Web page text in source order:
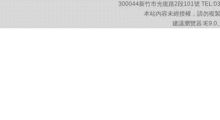
300044新竹市光復路2段101號
本站內容未經授權，請勿複
建議瀏覽器:IE9.0